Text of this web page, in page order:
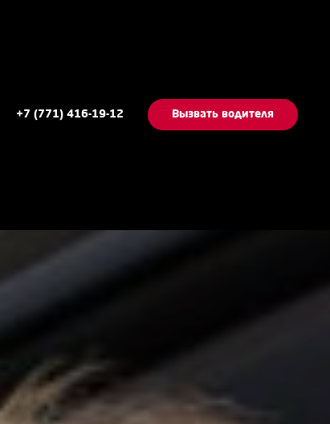
+7 (771) 416-19-12 Вызвать водителя